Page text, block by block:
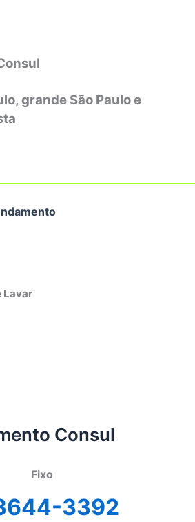
grande São Paulo e
Lavar
Consul
Fixo
3392